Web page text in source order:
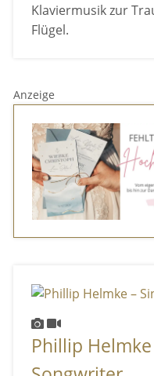
Klaviermusik zur
Flügel.
Anzeige
Phillip